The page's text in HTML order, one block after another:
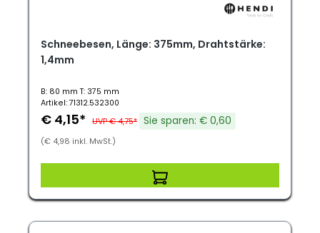
Schneebesen, Länge: 375mm, Drahtstärke:
1,4mm
B: 80 mm T: 375 mm
Artikel: 71312.532300
€ 4,15* UVP € 4,75* Sie sparen: € 0,60
(€ 4,98 inkl. MwSt.)